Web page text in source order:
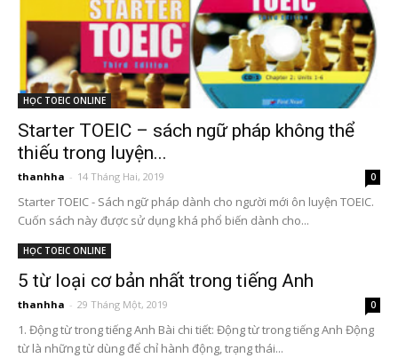
HỌC TOEIC ONLINE
Starter TOEIC – sách ngữ pháp không thể
thiếu trong luyện...
thanhha - 14 Tháng Hai, 2019 0
Starter TOEIC - Sách ngữ pháp dành cho người mới ôn luyện TOEIC.
Cuốn sách này được sử dụng khá phổ biến dành cho...
HỌC TOEIC ONLINE
5 từ loại cơ bản nhất trong tiếng Anh
thanhha - 29 Tháng Một, 2019 0
1. Động từ trong tiếng Anh Bài chi tiết: Động từ trong tiếng Anh Động
từ là những từ dùng để chỉ hành động, trạng thái...